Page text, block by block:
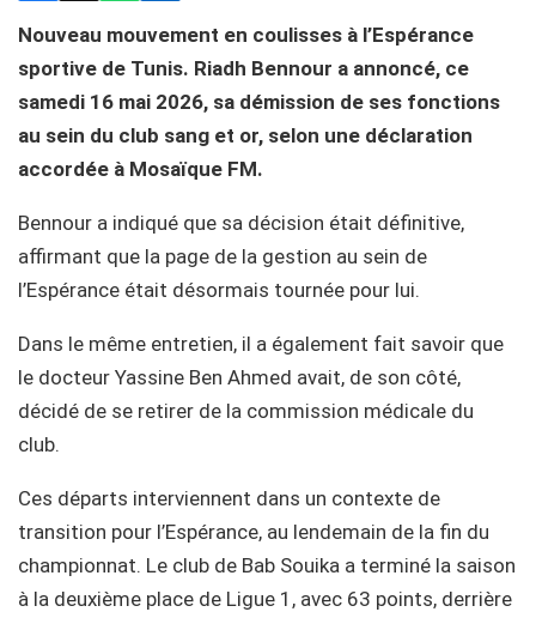
Nouveau mouvement en coulisses à l’Espérance
sportive de Tunis. Riadh Bennour a annoncé, ce
samedi 16 mai 2026, sa démission de ses fonctions
au sein du club sang et or, selon une déclaration
accordée à Mosaïque FM.
Bennour a indiqué que sa décision était définitive,
affirmant que la page de la gestion au sein de
l’Espérance était désormais tournée pour lui.
Dans le même entretien, il a également fait savoir que
le docteur Yassine Ben Ahmed avait, de son côté,
décidé de se retirer de la commission médicale du
club.
Ces départs interviennent dans un contexte de
transition pour l’Espérance, au lendemain de la fin du
championnat. Le club de Bab Souika a terminé la saison
à la deuxième place de Ligue 1, avec 63 points, derrière